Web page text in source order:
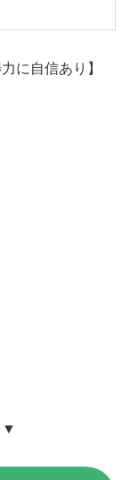
に自信あり】
▼